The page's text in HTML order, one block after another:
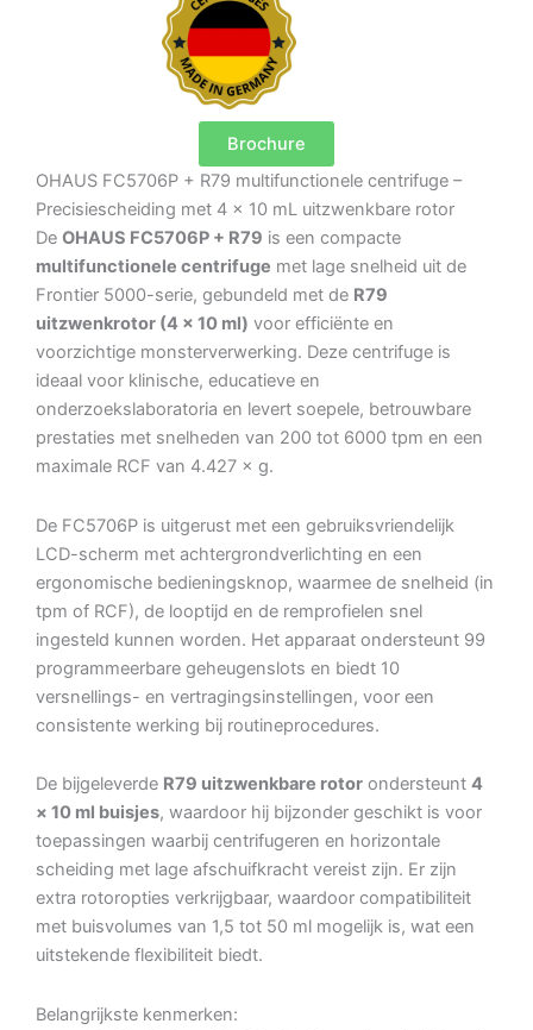
Brochure
OHAUS FC5706P + R79 multifunctionele centrifuge –
Precisiescheiding met 4 × 10 mL uitzwenkbare rotor
De OHAUS FC5706P + R79 is een compacte
multifunctionele centrifuge met lage snelheid uit de
Frontier 5000-serie, gebundeld met de R79
uitzwenkrotor (4 × 10 ml) voor efficiënte en
voorzichtige monsterverwerking. Deze centrifuge is
ideaal voor klinische, educatieve en
onderzoekslaboratoria en levert soepele, betrouwbare
prestaties met snelheden van 200 tot 6000 tpm en een
maximale RCF van 4.427 × g.
De FC5706P is uitgerust met een gebruiksvriendelijk
LCD-scherm met achtergrondverlichting en een
ergonomische bedieningsknop, waarmee de snelheid (in
tpm of RCF), de looptijd en de remprofielen snel
ingesteld kunnen worden. Het apparaat ondersteunt 99
programmeerbare geheugenslots en biedt 10
versnellings- en vertragingsinstellingen, voor een
consistente werking bij routineprocedures.
De bijgeleverde R79 uitzwenkbare rotor ondersteunt 4
× 10 ml buisjes, waardoor hij bijzonder geschikt is voor
toepassingen waarbij centrifugeren en horizontale
scheiding met lage afschuifkracht vereist zijn. Er zijn
extra rotoropties verkrijgbaar, waardoor compatibiliteit
met buisvolumes van 1,5 tot 50 ml mogelijk is, wat een
uitstekende flexibiliteit biedt.
Belangrijkste kenmerken: